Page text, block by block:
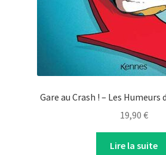
Gare au Crash ! – Les Humeurs
19,90 €
Lire la suite